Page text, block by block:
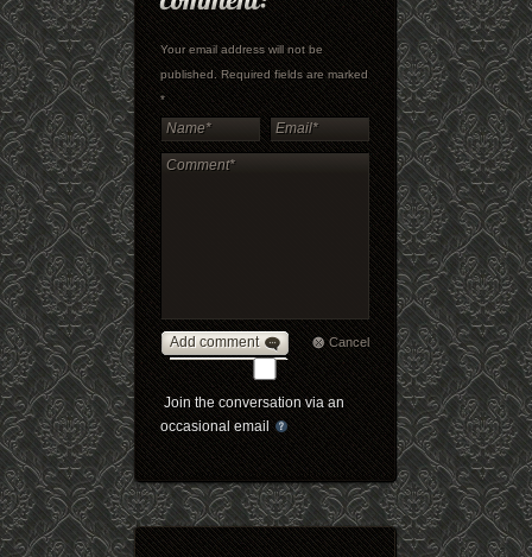
Your email address will not be
published. Required fields are marked
*
Add comment Cancel
Join the conversation via an
occasional email